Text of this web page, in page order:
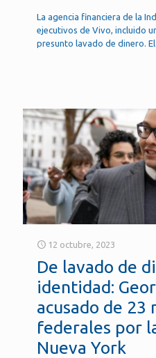
La agencia financiera de la
ejecutivos de Vivo, incluido
presunto lavado de dinero.
12 octubre, 2023
De lavado de
identidad:
acusado de 23
federales por
Nueva York